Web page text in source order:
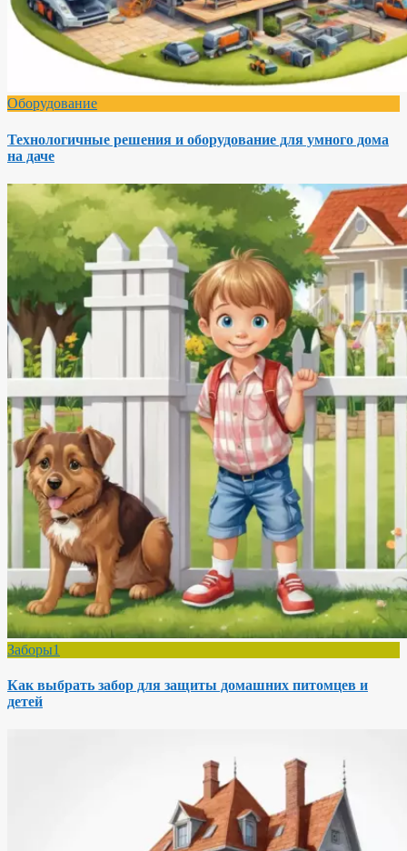
Оборудование
Технологичные решения и оборудование для умного дома
на даче
Заборы1
Как выбрать забор для защиты домашних питомцев и
детей